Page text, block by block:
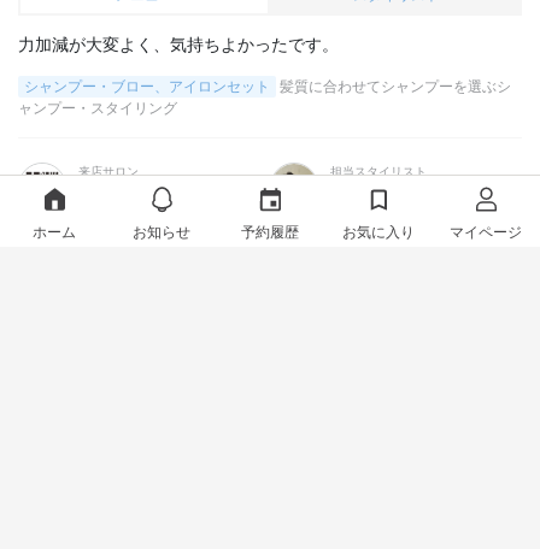
力加減が大変よく、気持ちよかったです。
シャンプー・ブロー、アイロンセット
髪質に合わせてシャンプーを選ぶシ
ャンプー・スタイリング
来店サロン
PLUS AVEDA
担当スタイリスト
小川 優子
ホーム お知らせ 予約履歴 お気に入り マイページ